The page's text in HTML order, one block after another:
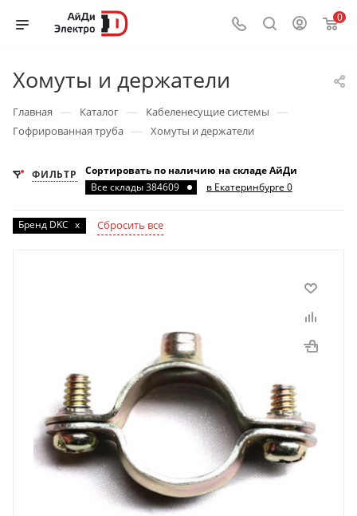
0
Хомуты и держатели
Главная — Каталог — Кабеленесущие системы —
Гофрированная труба — Хомуты и держатели
ФИЛЬТР
Сортировать по наличию на складе АйДи
Все склады 384609
в Екатеринбурге 0
Бренд DKC x Сбросить все